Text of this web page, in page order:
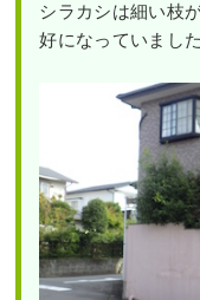
シラカシは細い枝
好になっていました